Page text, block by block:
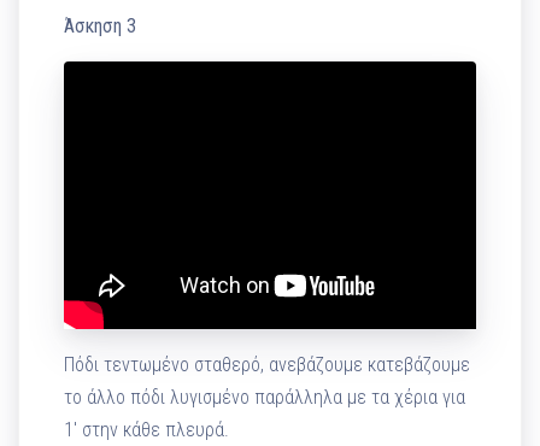
Άσκηση 3
Πόδι τεντωμένο σταθερό, ανεβάζουμε κατεβάζουμε
το άλλο πόδι λυγισμένο παράλληλα με τα χέρια για
1′ στην κάθε πλευρά.